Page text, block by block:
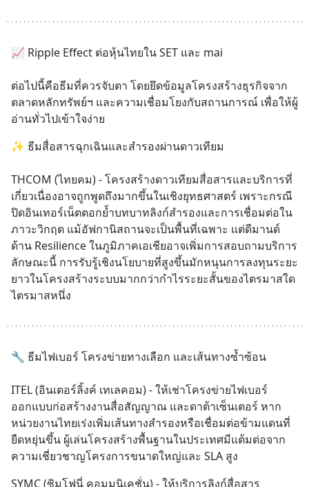
📈 Ripple Effect ต่อหุ้นไทยใน SET และ mai
ต่อไปนี้คือธีมที่ควรจับตา โดยยึดข้อมูลโครงสร้างธุรกิจจาก
ตลาดหลักทรัพย์ฯ และความเชื่อมโยงกับสถานการณ์ เพื่อให้ผู้
อ่านทั่วไปเข้าใจง่าย
✨ ธีมสื่อสารฉุกเฉินและสำรองผ่านดาวเทียม
THCOM (ไทยคม) - โครงสร้างดาวเทียมสื่อสารและบริการที่
เกี่ยวเนื่องอาจถูกพูดถึงมากขึ้นในเชิงยุทธศาสตร์ เพราะกรณี
ปิดอินเทอร์เน็ตตอกย้ำบทบาทลิงก์สำรองและการเชื่อมต่อใน
ภาวะวิกฤต แม้อัฟกานิสถานจะเป็นพื้นที่เฉพาะ แต่ดีมานด์
ด้าน Resilience ในภูมิภาคเอเชียอาจเพิ่มการสอบถามบริการ
ลักษณะนี้ การรับรู้เชิงนโยบายที่สูงขึ้นมักหนุนการลงทุนระยะ
ยาวในโครงสร้างระบบมากกว่ากำไรระยะสั้นของไตรมาสใด
ไตรมาสหนึ่ง
🔧 ธีมไฟเบอร์ โครงข่ายทางเลือก และเส้นทางซ้ำซ้อน
ITEL (อินเตอร์ลิ้งค์ เทเลคอม) - ให้เช่าโครงข่ายไฟเบอร์
ออกแบบก่อสร้างงานสื่อสัญญาณ และดาต้าเซ็นเตอร์ หาก
หน่วยงานไทยเร่งเพิ่มเส้นทางสำรองหรือเชื่อมต่อข้ามแดนที่
ยืดหยุ่นขึ้น ผู้เล่นโครงสร้างพื้นฐานในประเทศมีแต้มต่อจาก
ความเชี่ยวชาญโครงการขนาดใหญ่และ SLA สูง
SYMC (ซิมโฟนี่ คอมมูนิเคชั่น) - ให้บริการลิงก์สื่อสาร